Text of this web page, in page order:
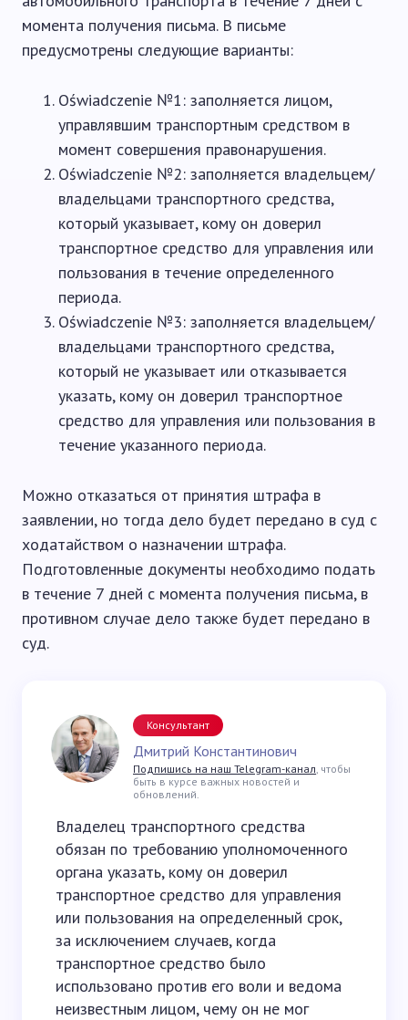
момента получения письма. В письме
предусмотрены следующие варианты:
Oświadczenie №1: заполняется лицом,
управлявшим транспортным средством в
момент совершения правонарушения.
Oświadczenie №2: заполняется владельцем/
владельцами транспортного средства,
который указывает, кому он доверил
транспортное средство для управления или
пользования в течение определенного
периода.
Oświadczenie №3: заполняется владельцем/
владельцами транспортного средства,
который не указывает или отказывается
указать, кому он доверил транспортное
средство для управления или пользования в
течение указанного периода.
Можно отказаться от принятия штрафа в
заявлении, но тогда дело будет передано в суд с
ходатайством о назначении штрафа.
Подготовленные документы необходимо подать
в течение 7 дней с момента получения письма, в
противном случае дело также будет передано в
суд.
Консультант
Дмитрий Константинович
Подпишись на наш Telegram-канал, чтобы
быть в курсе важных новостей и
обновлений.
Владелец транспортного средства
обязан по требованию уполномоченного
органа указать, кому он доверил
транспортное средство для управления
или пользования на определенный срок,
за исключением случаев, когда
транспортное средство было
использовано против его воли и ведома
неизвестным лицом, чему он не мог